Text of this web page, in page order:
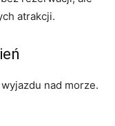
atrakcji.
nad morze.